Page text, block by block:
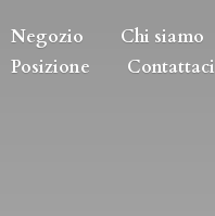
Negozio
Chi siamo
Posizione
Contattaci